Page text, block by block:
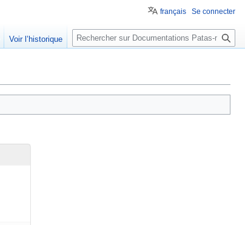
français Se connecter
Voir l’historique
Rechercher